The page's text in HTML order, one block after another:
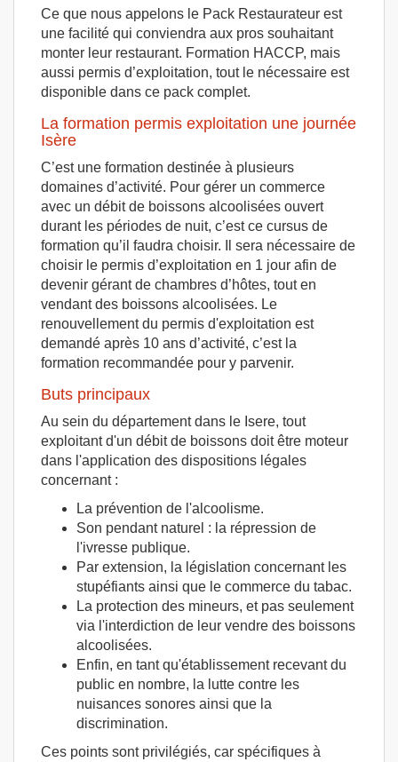
Ce que nous appelons le Pack Restaurateur est
une facilité qui conviendra aux pros souhaitant
monter leur restaurant. Formation HACCP, mais
aussi permis d’exploitation, tout le nécessaire est
disponible dans ce pack complet.
La formation permis exploitation une journée
Isère
C’est une formation destinée à plusieurs
domaines d’activité. Pour gérer un commerce
avec un débit de boissons alcoolisées ouvert
durant les périodes de nuit, c’est ce cursus de
formation qu’il faudra choisir. Il sera nécessaire de
choisir le permis d’exploitation en 1 jour afin de
devenir gérant de chambres d’hôtes, tout en
vendant des boissons alcoolisées. Le
renouvellement du permis d'exploitation est
demandé après 10 ans d’activité, c’est la
formation recommandée pour y parvenir.
Buts principaux
Au sein du département dans le Isere, tout
exploitant d'un débit de boissons doit être moteur
dans l'application des dispositions légales
concernant :
La prévention de l'alcoolisme.
Son pendant naturel : la répression de
l'ivresse publique.
Par extension, la législation concernant les
stupéfiants ainsi que le commerce du tabac.
La protection des mineurs, et pas seulement
via l'interdiction de leur vendre des boissons
alcoolisées.
Enfin, en tant qu'établissement recevant du
public en nombre, la lutte contre les
nuisances sonores ainsi que la
discrimination.
Ces points sont privilégiés, car spécifiques à